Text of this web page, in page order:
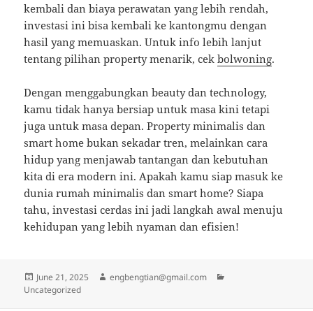
kembali dan biaya perawatan yang lebih rendah,
investasi ini bisa kembali ke kantongmu dengan
hasil yang memuaskan. Untuk info lebih lanjut
tentang pilihan property menarik, cekbolwoning.
Dengan menggabungkan beauty dan technology,
kamu tidak hanya bersiap untuk masa kini tetapi
juga untuk masa depan. Property minimalis dan
smart home bukan sekadar tren, melainkan cara
hidup yang menjawab tantangan dan kebutuhan
kita di era modern ini. Apakah kamu siap masuk ke
dunia rumah minimalis dan smart home? Siapa
tahu, investasi cerdas ini jadi langkah awal menuju
kehidupan yang lebih nyaman dan efisien!
Posted
on
June 21, 2025 Author
engbengtian@gmail.com
Uncategorized